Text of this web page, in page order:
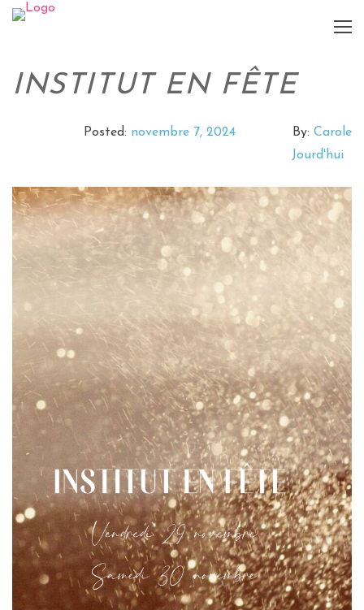
INSTITUT EN FÊTE
Posted: novembre 7, 2024 By: Carole
Jourd'hui